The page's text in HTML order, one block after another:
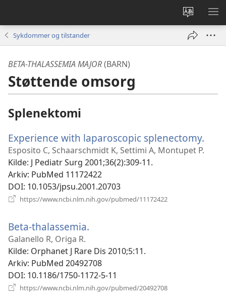
Endre
språk
VIS
Sykdommer og tilstander
BETA-THALASSEMIA MAJOR(BARN)
Støttende omsorg
Splenektomi
Experience with laparoscopic splenectomy.
Esposito C, Schaarschmidt K, Settimi A, Montupet P.
Kilde‎: J Pediatr Surg 2001;36(2):309-11.
Arkiv‎: PubMed 11172422
DOI‎: 10.1053/jpsu.2001.20703
https://www.ncbi.nlm.nih.gov/pubmed/11172422
Beta-thalassemia.
vindu)
Galanello R, Origa R.
Kilde‎: Orphanet J Rare Dis 2010;5:11.
Arkiv‎: PubMed 20492708
DOI‎: 10.1186/1750-1172-5-11
https://www.ncbi.nlm.nih.gov/pubmed/20492708